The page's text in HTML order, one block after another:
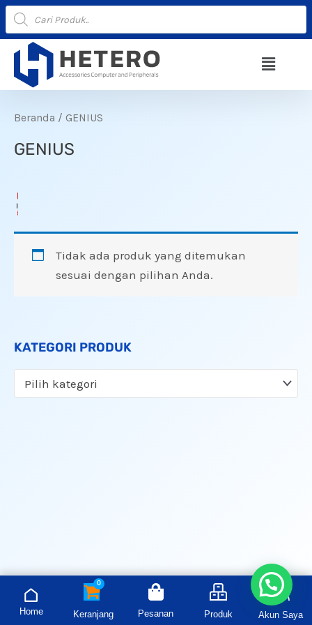
Lewati
ke
konten
Products
search
Menu
KATEGORI PRODUK
Pilih kategori
Beranda / GENIUS
GENIUS
Tidak ada produk yang ditemukan
sesuai dengan pilihan Anda.
Home Keranjang Pesanan Produk Akun Saya